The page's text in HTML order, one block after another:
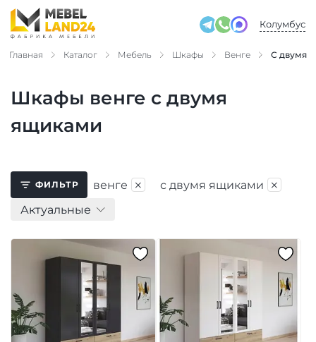
Колумбус
Главная Каталог Мебель Шкафы Венге С двумя
Шкафы венге с двумя
ящиками
ФИЛЬТР венге × с двумя ящиками ×
Актуальные